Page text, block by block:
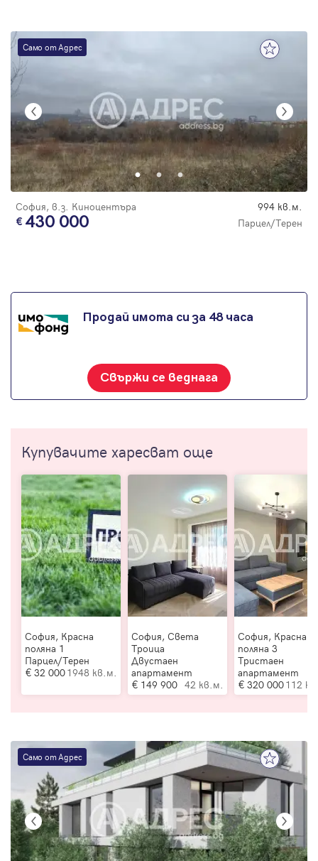
Само от Адрес
София, в.з. Киноцентъра 994 кв.м.
430 000 Парцел/Терен
Продай имота си за 48 часа
Свържи се веднага
Купувачите харесват още
София, Красна
поляна 1
Парцел/Терен
32 0001948 кв.м.
София, Света
Троица
Двустаен
апартамент
149 900 42 кв.м.
София, Красна
поляна 3
Тристаен
апартамент
320 000112
Само от Адрес